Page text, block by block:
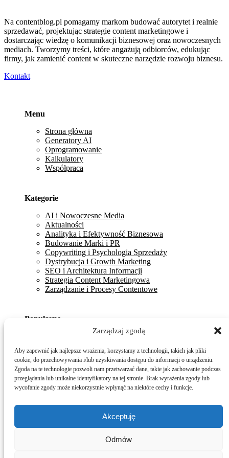
Zarządzaj zgodą
Aby zapewnić jak najlepsze wrażenia, korzystamy z technologii, takich jak pliki
cookie, do przechowywania i/lub uzyskiwania dostępu do informacji o urządzeniu.
Zgoda na te technologie pozwoli nam przetwarzać dane, takie jak zachowanie podczas
przeglądania lub unikalne identyfikatory na tej stronie. Brak wyrażenia zgody lub
wycofanie zgody może niekorzystnie wpłynąć na niektóre cechy i funkcje.
Akceptuję
Odmów
Na contentblog.pl pomagamy markom budować autorytet i realnie
sprzedawać, projektując strategie content marketingowe i
dostarczając wiedzę o komunikacji biznesowej oraz nowoczesnych
mediach. Tworzymy treści, które angażują odbiorców, edukując
firmy, jak zamienić content w skuteczne narzędzie rozwoju biznesu.
Kontakt
Menu
Strona główna
Generatory AI
Oprogramowanie
Kalkulatory
Współpraca
Kategorie
AI i Nowoczesne Media
Aktualności
Analityka i Efektywność Biznesowa
Budowanie Marki i PR
Copywriting i Psychologia Sprzedaży
Dystrybucja i Growth Marketing
SEO i Architektura Informacji
Strategia Content Marketingowa
Zarządzanie i Procesy Contentowe
Popularne
Śledzenie konwersji offline wywołanej przez content
10 szablonów maili sprzedażowych, które mają
najwyższy wskaźnik odpowiedzi
Jak przebudowa struktury URL zwiększyła ruch
organiczny o 120%?
Regulamin